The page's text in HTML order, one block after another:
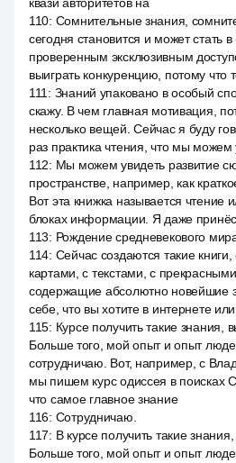
110: Сомнительные знания,
сегодня становится и может стать
проверенным эксклюзивным
выиграть конкуренцию, потому что
111 : Знаний упаковано в особый
скажу. В чем главная мотивация,
несколько вещей. Сейчас я буду
раз практика чтения, что мы можем
112: Мы можем увидеть развитие
пространстве, например, как
Вот эта книжка называется чтение
блоках информации. Я даже принёс
113: Рождение средневекового
114: Сейчас создаются такие
картами, с текстами, с
содержащие абсолютно новейшие
себе, что вы хотите в интернете
115: Курсе получить такие знания,
Больше того, мой опыт и опыт
сотрудничаю. Вот, например, с
мы пишем курс одиссея в поисках
что самое главное знание
116: Сотрудничаю.
117: В курсе получить такие
Больше того, мой опыт и опыт